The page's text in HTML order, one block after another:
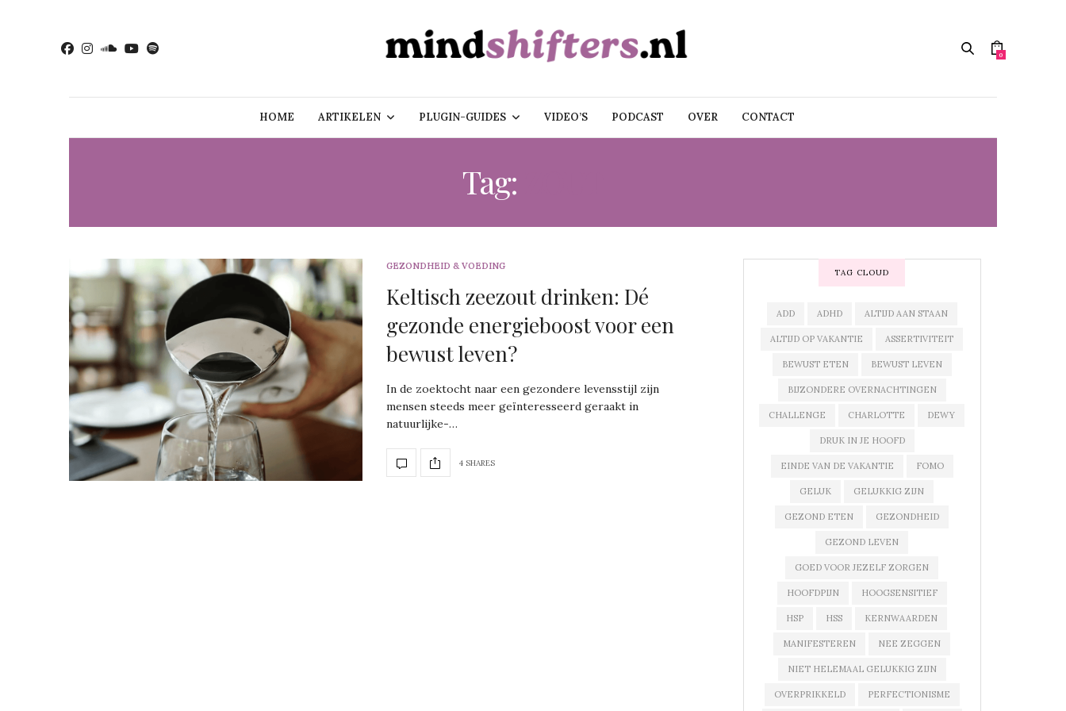
0
HOME ARTIKELEN PLUGIN-GUIDES VIDEO’S PODCAST OVER CONTACT
Tag:
GEZONDHEID & VOEDING
Keltisch zeezout drinken: Dé
gezonde energieboost voor een
bewust leven?
In de zoektocht naar een gezondere levensstijl zijn
mensen steeds meer geïnteresseerd geraakt in
natuurlijke-…
4 SHARES
TAG CLOUD
ADD ADHD ALTIJD AAN STAAN
ALTIJD OP VAKANTIE ASSERTIVITEIT
BEWUST ETEN BEWUST LEVEN
BIJZONDERE OVERNACHTINGEN
CHALLENGE CHARLOTTE DEWY
DRUK IN JE HOOFD
EINDE VAN DE VAKANTIE FOMO
GELUK GELUKKIG ZIJN
GEZOND ETEN GEZONDHEID
GEZOND LEVEN
GOED VOOR JEZELF ZORGEN
HOOFDPIJN HOOGSENSITIEF
HSP HSS KERNWAARDEN
MANIFESTEREN NEE ZEGGEN
NIET HELEMAAL GELUKKIG ZIJN
OVERPRIKKELD PERFECTIONISME